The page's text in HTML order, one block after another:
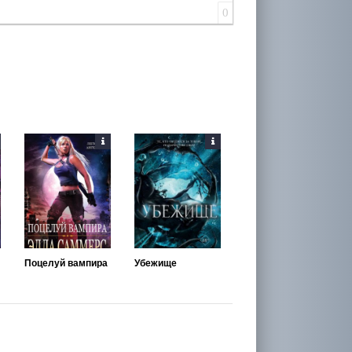
0
Поцелуй вампира Убежище